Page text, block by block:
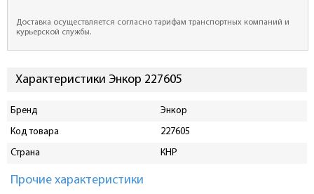
Доставка осуществляется согласно тарифам транспортных компаний и
курьерской службы.
Характеристики Энкор 227605
Бренд
Энкор
Код товара
227605
Страна
КНР
Прочие характеристики